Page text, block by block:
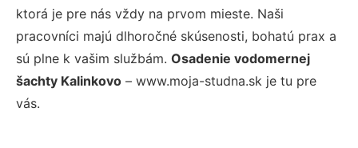
ktorá je pre nás vždy na prvom mieste. Naši
pracovníci majú dlhoročné skúsenosti, bohatú prax a
sú plne k vašim službám. Osadenie vodomernej
šachty Kalinkovo – www.moja-studna.sk je tu pre
vás.